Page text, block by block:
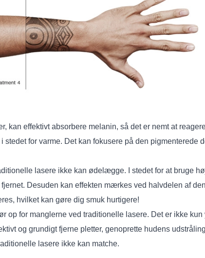
kan effektivt absorbere melanin, så det er nemt at
for varme. Det kan fokusere på den pigmenterede
lasere ikke kan ødelægge. I stedet for at bruge
Desuden kan effekten mærkes ved halvdelen af
hvilket kan gøre dig smuk hurtigere!
op for manglerne ved traditionelle lasere. Det er ikke
og grundigt fjerne pletter, genoprette hudens
lasere ikke kan matche.